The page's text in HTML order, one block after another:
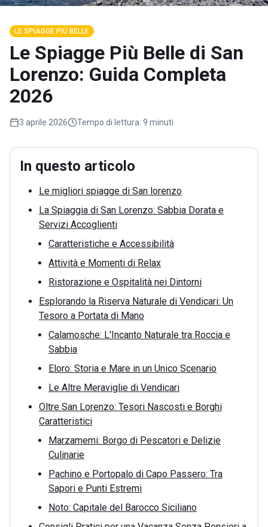
LE SPIAGGE PIÙ BELLE
Le Spiagge Più Belle di San
Lorenzo: Guida Completa
2026
3 aprile 2026 Tempo di lettura: 9 minuti
In questo articolo
Le migliori spiagge di San lorenzo
La Spiaggia di San Lorenzo: Sabbia Dorata e
Servizi Accoglienti
Caratteristiche e Accessibilità
Attività e Momenti di Relax
Ristorazione e Ospitalità nei Dintorni
Esplorando la Riserva Naturale di Vendicari: Un
Tesoro a Portata di Mano
Calamosche: L'Incanto Naturale tra Roccia e
Sabbia
Eloro: Storia e Mare in un Unico Scenario
Le Altre Meraviglie di Vendicari
Oltre San Lorenzo: Tesori Nascosti e Borghi
Caratteristici
Marzamemi: Borgo di Pescatori e Delizie
Culinarie
Pachino e Portopalo di Capo Passero: Tra
Sapori e Punti Estremi
Noto: Capitale del Barocco Siciliano